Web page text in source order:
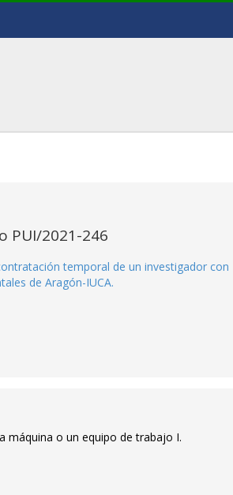
PUI/2021-246
temporal de un investigador con
de Aragón-IUCA.
máquina o un equipo de trabajo I.